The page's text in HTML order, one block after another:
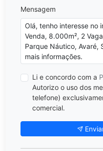
Mensagem
Li e concordo com a
Autorizo o uso dos
telefone)
comercial.